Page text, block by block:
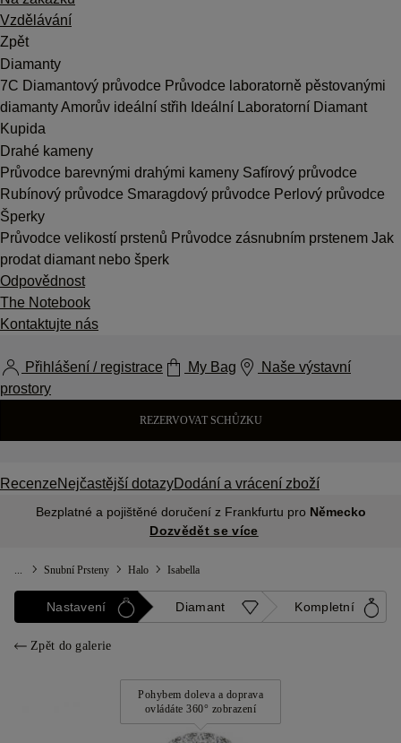
Vzdělávání
Zpět
Diamanty
7C Diamantový průvodce Průvodce laboratorně pěstovanými
diamantyAmorův ideální střih Ideální Laboratorní Diamant
Kupida
Drahé kameny
Průvodce barevnými drahými kameny Safírový průvodce
Rubínový průvodce Smaragdový průvodce Perlový průvodce
Šperky
Průvodce velikostí prstenů Průvodce zásnubním prstenem Jak
prodat diamant nebo šperk
Odpovědnost
The Notebook
Kontaktujte nás
Přihlášení / registrace My Bag
Naše výstavní
prostory
REZERVOVAT SCHŮZKU
RecenzeNejčastější dotazyDodání a vrácení zboží
Bezplatné a pojištěné doručení z Frankfurtu pro Německo
Dozvědět se více
... Snubní Prsteny Halo Isabella
Nastavení Diamant Kompletní
Zpět do galerie
Pohybem doleva a doprava
ovládáte 360° zobrazení